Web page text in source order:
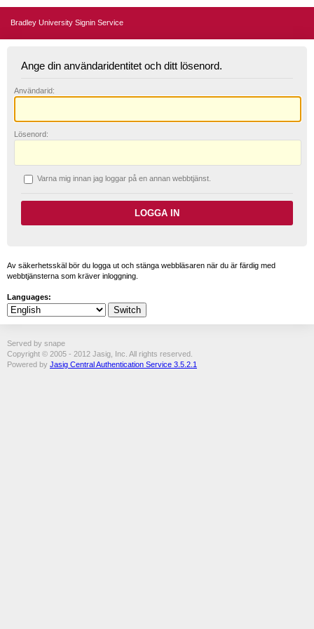
Bradley University Signin Service
Ange din användaridentitet och ditt lösenord.
Användarid:
L ösenord:
Varna mig innan jag loggar på en annan webbtjänst.
Av säkerhetsskäl bör du logga ut och stänga webbläsaren när du är färdig med
webbtjänsterna som kräver inloggning.
Languages:
Served by snape
Copyright © 2005 - 2012 Jasig, Inc. All rights reserved.
Powered by Jasig Central Authentication Service 3.5.2.1